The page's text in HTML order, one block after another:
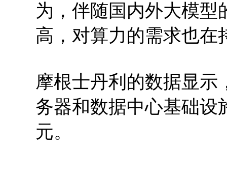
为，伴随国内外大模
高，对算力的需求也在
摩根士丹利的数据显示
务器和数据中心基础设
元。